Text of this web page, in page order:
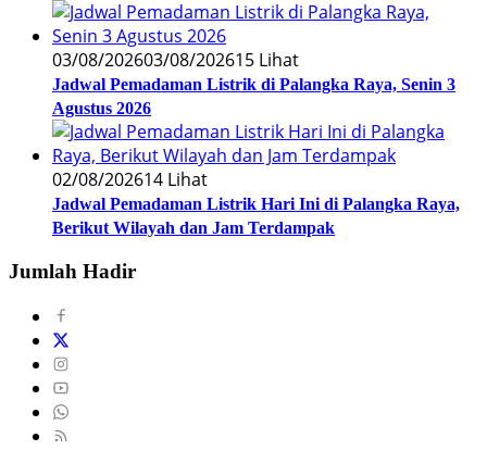
03/08/202603/08/202615 Lihat
Jadwal Pemadaman Listrik di Palangka Raya, Senin 3
Agustus 2026
02/08/202614 Lihat
Jadwal Pemadaman Listrik Hari Ini di Palangka Raya,
Berikut Wilayah dan Jam Terdampak
Jumlah Hadir